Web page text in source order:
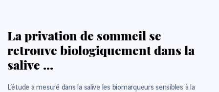
La privation de sommeil se
retrouve biologiquement dans la
salive …
L’étude a mesuré dans la salive les biomarqueurs sensibles à la